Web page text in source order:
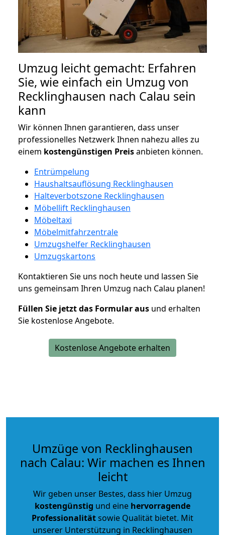
Umzug leicht gemacht: Erfahren
Sie, wie einfach ein Umzug von
Recklinghausen nach Calau sein
kann
Wir können Ihnen garantieren, dass unser
professionelles Netzwerk Ihnen nahezu alles zu
einem kostengünstigen Preisanbieten können.
Entrümpelung
Haushaltsauflösung Recklinghausen
Halteverbotszone Recklinghausen
Möbellift Recklinghausen
Möbeltaxi
Möbelmitfahrzentrale
Umzugshelfer Recklinghausen
Umzugskartons
Kontaktieren Sie uns noch heute und lassen Sie
uns gemeinsam Ihren Umzug nach Calau planen!
Füllen Sie jetzt das Formular aus und erhalten
Sie kostenlose Angebote.
Kostenlose Angebote erhalten
Umzüge von Recklinghausen
nach Calau: Wir machen es Ihnen
leicht
Wir geben unser Bestes, dass hier Umzug
kostengünstig und eine hervorragende
Professionalitätsowie Qualität bietet. Mit
unserer Unterstützung in Recklinghausen